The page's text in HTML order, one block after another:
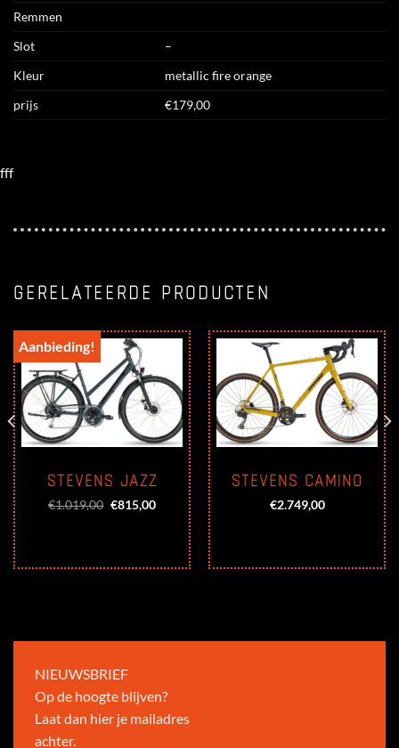
Remmen
Slot
–
Kleur
metallic fire orange
prijs
€179,00
fff
GERELATEERDE PRODUCTEN
Aanbieding!
STEVENS JAZZ
€1.019,00 Oorspronkelijke
€815,00Huidige
€815,00.
STEVENS CAMINO
€2.749,00
NIEUWSBRIEF
Op de hoogte blijven?
Laat dan hier je mailadres
achter.